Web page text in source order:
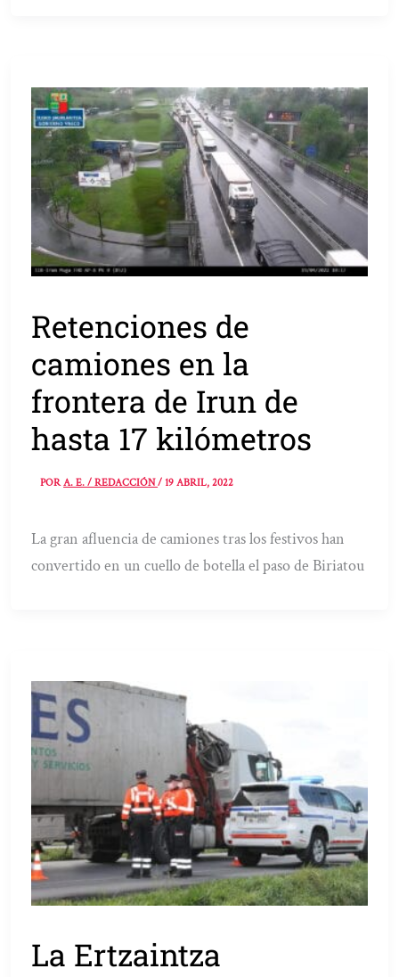
Retenciones de
camiones en la
frontera de Irun de
hasta 17 kilómetros
PORA. E. / REDACCIÓN/19 ABRIL, 2022
La gran afluencia de camiones tras los festivos han
convertido en un cuello de botella el paso de Biriatou
La Ertzaintza